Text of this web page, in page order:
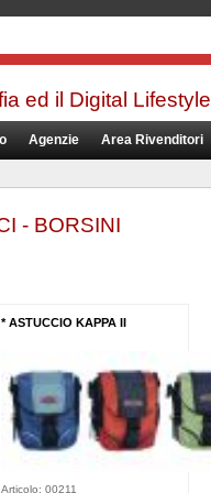
ed il Digital Lifestyle
Agenzie Area Rivenditori
- BORSINI
* ASTUCCIO KAPPA II
Articolo: 00211